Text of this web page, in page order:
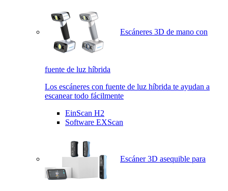
Escáneres 3D de mano con
fuente de luz híbrida
Los escáneres con fuente de luz híbrida te ayudan a
escanear todo fácilmente
EinScan H2
Software EXScan
Escáner 3D asequible para